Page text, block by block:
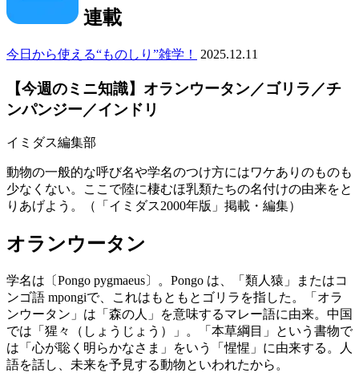
連載
今日から使える“ものしり”雑学！ 2025.12.11
【今週のミニ知識】オランウータン／ゴリラ／チ
ンパンジー／インドリ
イミダス編集部
動物の一般的な呼び名や学名のつけ方にはワケありのものも
少なくない。ここで陸に棲むほ乳類たちの名付けの由来をと
りあげよう。（「イミダス2000年版」掲載・編集）
オランウータン
学名は〔Pongo pygmaeus〕。Pongo は、「類人猿」またはコ
ンゴ語 mpongiで、これはもともとゴリラを指した。「オラ
ンウータン」は「森の人」を意味するマレー語に由来。中国
では「猩々（しょうじょう）」。「本草綱目」という書物で
は「心が聡く明らかなさま」をいう「惺惺」に由来する。人
語を話し、未来を予見する動物といわれたから。